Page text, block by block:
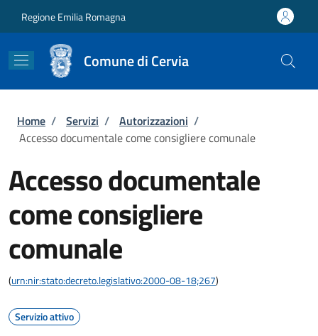
Regione Emilia Romagna
Comune di Cervia
Briciole di pane
Home / Servizi / Autorizzazioni /
Accesso documentale come consigliere comunale
Accesso documentale
come consigliere
comunale
(urn:nir:stato:decreto.legislativo:2000-08-18;267)
Servizio attivo